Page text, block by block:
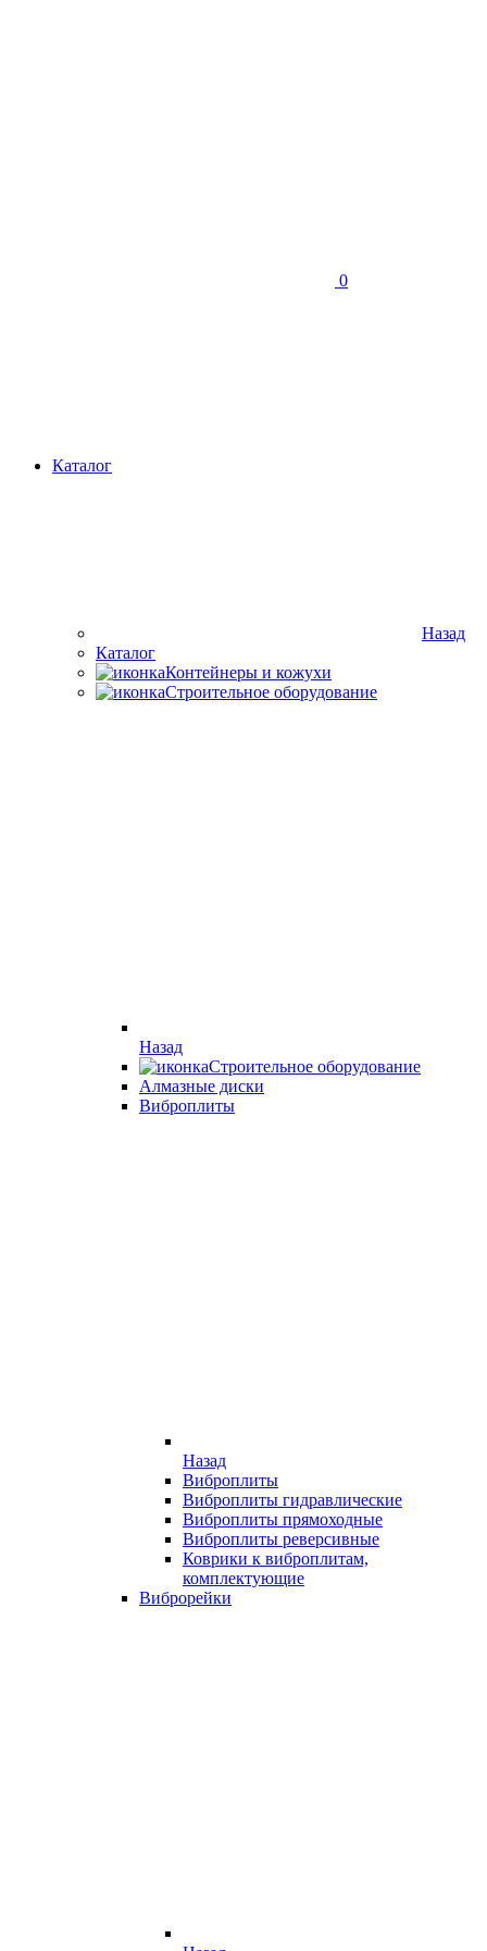
0
Каталог
Назад
Каталог
Контейнеры и кожухи
Строительное оборудование
Назад
Строительное оборудование
Алмазные диски
Виброплиты
Назад
Виброплиты
Виброплиты гидравлические
Виброплиты прямоходные
Виброплиты реверсивные
Коврики к виброплитам,
комплектующие
Виброрейки